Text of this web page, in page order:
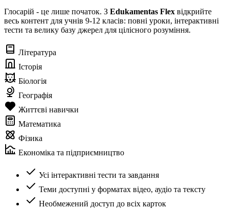
Глосарій - це лише початок. З Edukamentas Flex відкрийте
весь контент для учнів 9-12 класів: повні уроки, інтерактивні
тести та велику базу джерел для цілісного розуміння.
Література
Історія
Біологія
Географія
Життєві навички
Математика
Фізика
Економіка та підприємництво
Усі інтерактивні тести та завдання
Теми доступні у форматах відео, аудіо та тексту
Необмежений доступ до всіх карток